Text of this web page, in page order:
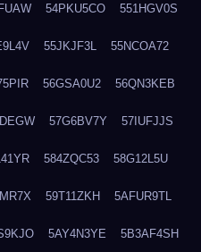
54PKU5CO 551HGV0S
55JKJF3L 55NCOA72
56GSA0U2 56QN3KEB
57G6BV7Y 57IUFJJS
584ZQC53 58G12L5U
59T11ZKH 5AFUR9TL
5AY4N3YE 5B3AF4SH